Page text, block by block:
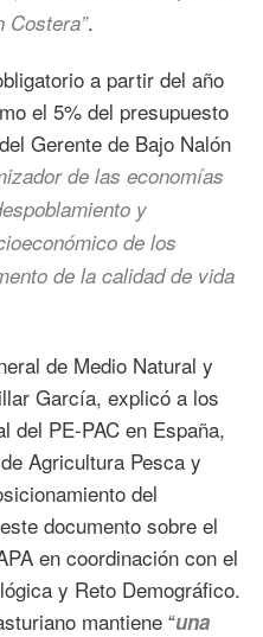
Costera”.
a partir del año
el 5% del presupuesto
Gerente de Bajo Nalón
de las economías
y
de los
de la calidad de vida
de Medio Natural y
García, explicó a los
del PE-PAC en España,
Agricultura Pesca y
del
documento sobre el
en coordinación con el
y Reto Demográfico.
mantiene “una